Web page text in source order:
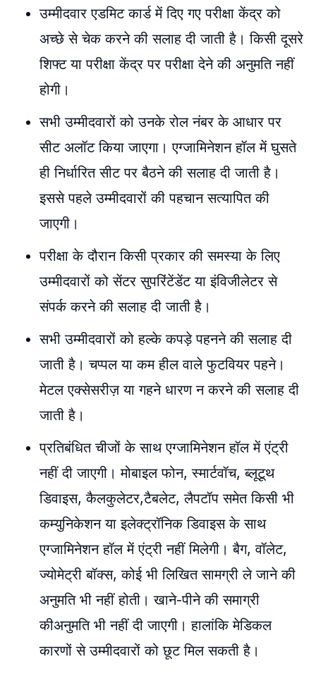
उम्मीदवार एडमिट कार्ड में दिए गए परीक्षा केंद्र को
अच्छे से चेक करने की सलाह दी जाती है। किसी दूसरे
शिफ्ट या परीक्षा केंद्र पर परीक्षा देने की अनुमति नहीं
होगी।
सभी उम्मीदवारों को उनके रोल नंबर के आधार पर
सीट अलॉट किया जाएगा। एग्जामिनेशन हॉल में घुसते
ही निर्धारित सीट पर बैठने की सलाह दी जाती है।
इससे पहले उम्मीदवारों की पहचान सत्यापित की
जाएगी।
परीक्षा के दौरान किसी प्रकार की समस्या के लिए
उम्मीदवारों को सेंटर सुपरिंटेंडेंट या इंविजीलेटर से
संपर्क करने की सलाह दी जाती है।
सभी उम्मीदवारों को हल्के कपड़े पहनने की सलाह दी
जाती है। चप्पल या कम हील वाले फुटवियर पहने।
मेटल एक्सेसरीज़ या गहने धारण न करने की सलाह दी
जाती है।
प्रतिबंधित चीजों के साथ एग्जामिनेशन हॉल में एंट्री
नहीं दी जाएगी। मोबाइल फोन, स्मार्टवॉच, ब्लूटूथ
डिवाइस, कैलकुलेटर,टैबलेट, लैपटॉप समेत किसी भी
कम्युनिकेशन या इलेक्ट्रॉनिक डिवाइस के साथ
एग्जामिनेशन हॉल में एंट्री नहीं मिलेगी। बैग, वॉलेट,
ज्योमेट्री बॉक्स, कोई भी लिखित सामग्री ले जाने की
अनुमति भी नहीं होती। खाने-पीने की समाग्री
कीअनुमति भी नहीं दी जाएगी। हालांकि मेडिकल
कारणों से उम्मीदवारों को छूट मिल सकती है।